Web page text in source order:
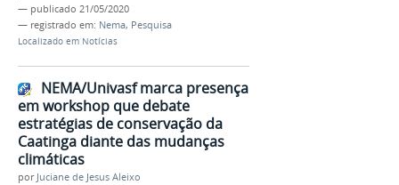
— publicado 21/05/2020
— registrado em: Nema, Pesquisa
Localizado em Notícias
NEMA/Univasf marca presença
em workshop que debate
estratégias de conservação da
Caatinga diante das mudanças
climáticas
por Juciane de Jesus Aleixo